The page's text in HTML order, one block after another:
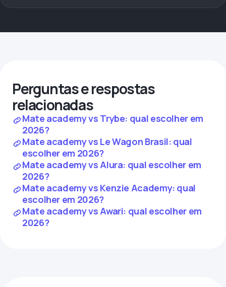
Perguntas e respostas
relacionadas
Mate academy vs Trybe: qual escolher em
2026?
Mate academy vs Le Wagon Brasil: qual
escolher em 2026?
Mate academy vs Alura: qual escolher em
2026?
Mate academy vs Kenzie Academy: qual
escolher em 2026?
Mate academy vs Awari: qual escolher em
2026?